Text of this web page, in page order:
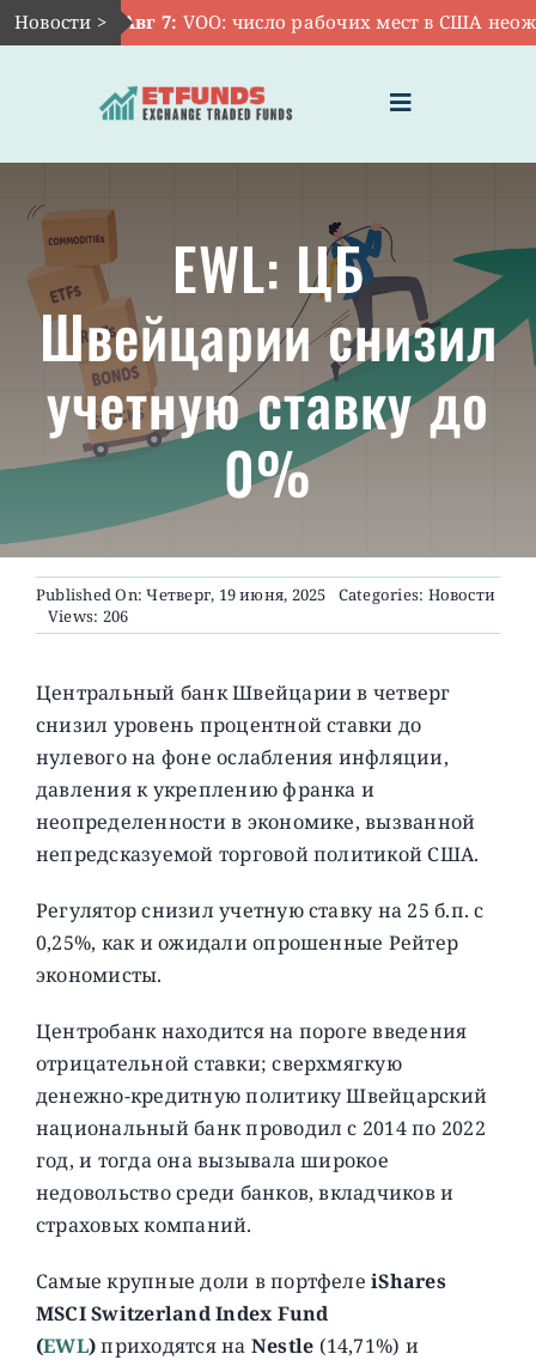
Skip
to
Новости >Авг 7: VOO: число рабочих мест в США
Toggle
Navigation
ГЛАВНАЯ
ЧТО ТАКОЕ ETF
ИНВЕСТИЦИИ В ETF
ТЕМАТИЧЕСКИЕ ETF
АКТУАЛЬНЫЕ
О ПРОЕКТЕ
EWL: ЦБ
Швейцарии снизил
учетную ставку до
0%
Published On: Четверг, 19 июня, 2025 Categories: Новости
Views: 206
Центральный банк Швейцарии в четверг
снизил уровень процентной ставки до
нулевого на фоне ослабления инфляции,
давления к укреплению франка и
неопределенности в экономике, вызванной
непредсказуемой торговой политикой США.
Регулятор снизил учетную ставку на 25 б.п. с
0,25%, как и ожидали опрошенные Рейтер
экономисты.
Центробанк находится на пороге введения
отрицательной ставки; сверхмягкую
денежно-кредитную политику Швейцарский
национальный банк проводил с 2014 по 2022
год, и тогда она вызывала широкое
недовольство среди банков, вкладчиков и
страховых компаний.
Самые крупные доли в портфелеiShares
MSCI Switzerland Index Fund
(EWL)приходятся на Nestle (14,71%) и